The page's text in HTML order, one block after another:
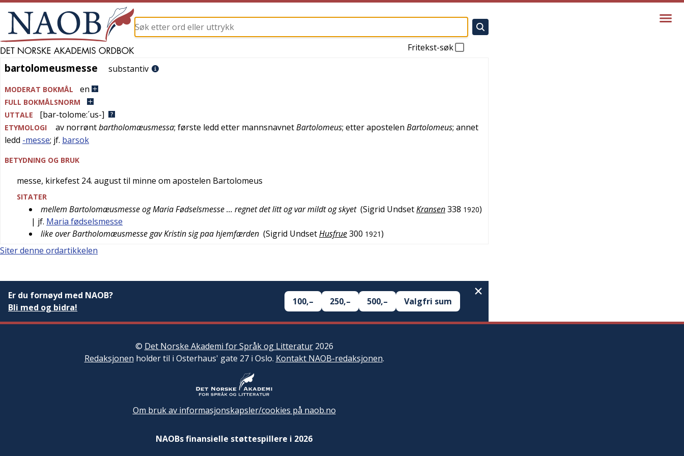
Fritekst-søk
bartolomeusmesse
bartolomeusmesse substantiv
MODERAT BOKMÅL en
FULL BOKMÅLSNORM
UTTALE
[bar-tolome:´us-]
ETYMOLOGI av norrøntbartholomæusmessa; første ledd etter mannsnavnetBartolomeus; etter apostelen Bartolomeus; annet
ledd -messe; jf. barsok
BETYDNING OG BRUK
messe, kirkefest 24. august til minne om apostelen Bartolomeus
SITATER
mellem Bartolomæusmesse og Maria Fødselsmesse … regnet det litt og var mildt og skyet (Sigrid UndsetKransen338 1920)
| jf. Maria fødselsmesse
like over Bartholomæusmesse gav Kristin sig paa hjemfærden (Sigrid UndsetHusfrue300 1921)
Siter denne ordartikkelen
Er du fornøyd med NAOB?
Bli med og bidra!
100,– 250,– 500,– Valgfri sum
© Det Norske Akademi for Språk og Litteratur2026
Redaksjonen holder til i Osterhaus' gate 27 i Oslo. Kontakt NAOB-redaksjonen.
Om bruk av informasjonskapsler/cookies på naob.no
NAOBs finansielle støttespillere i 2026